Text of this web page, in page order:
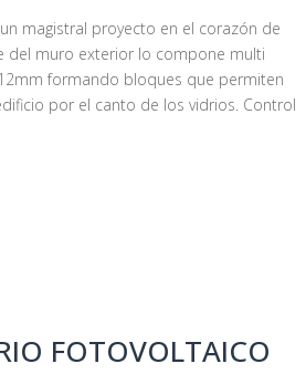
magistral proyecto en el corazón de
del muro exterior lo compone multi
formando bloques que permiten
por el canto de los vidrios. Control
FOTOVOLTAICO